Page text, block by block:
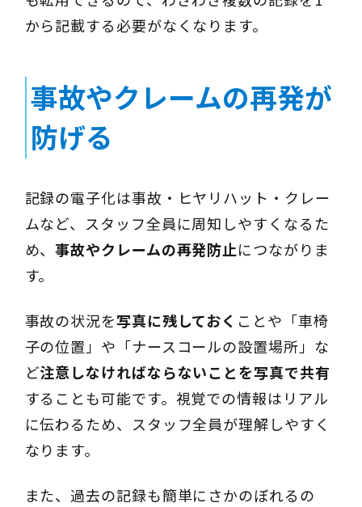
から記載する必要がなくなります。
事故やクレームの再発が
防げる
記録の電子化は事故・ヒヤリハット・クレー
ムなど、スタッフ全員に周知しやすくなるた
め、事故やクレームの再発防止につながりま
す。
事故の状況を写真に残しておく ことや「車椅
子の位置」や「ナースコールの設置場所」な
ど注意しなければならないことを写真で共有
することも可能です。視覚での情報はリアル
に伝わるため、スタッフ全員が理解しやすく
なります。
また、過去の記録も簡単にさかのぼれるの